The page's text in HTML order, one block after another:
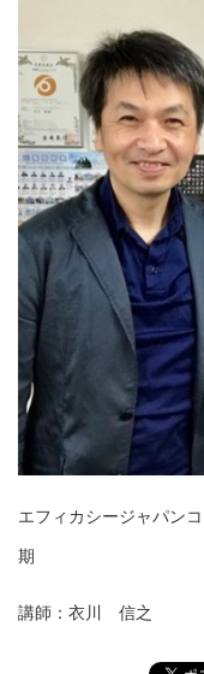
エフィカシージャパン
期
講師：衣川 信之